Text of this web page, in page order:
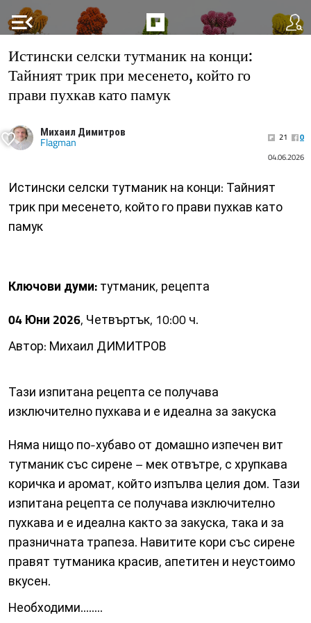
menu_open
Истински селски тутманик на конци:
Тайният трик при месенето, който го
прави пухкав като памук
Михаил Димитров
Flagman 21
0
04.06.2026
Истински селски тутманик на конци: Тайният
трик при месенето, който го прави пухкав като
памук
Ключови думи:тутманик, рецепта
04 Юни 2026, Четвъртък, 10:00 ч.
Автор: Михаил ДИМИТРОВ
Тази изпитана рецепта се получава
изключително пухкава и е идеална за закуска
Няма нищо по-хубаво от домашно изпечен вит
тутманик със сирене – мек отвътре, с хрупкава
коричка и аромат, който изпълва целия дом. Тази
изпитана рецепта се получава изключително
пухкава и е идеална както за закуска, така и за
празничната трапеза. Навитите кори със сирене
правят тутманика красив, апетитен и неустоимо
вкусен.
Необходими........